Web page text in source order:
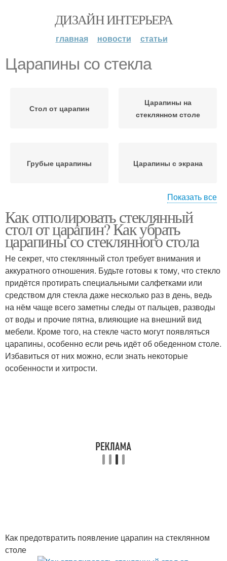
ДИЗАЙН ИНТЕРЬЕРА
главная новости статьи
Царапины со стекла
Стол от царапин
Царапины на
стеклянном столе
Грубые царапины Царапины с экрана
Мягкое стекло Стекло на защиту
Царапины на стекле
Показать все
Как отполировать стеклянный
стол от царапин? Как убрать
царапины со стеклянного стола
Не секрет, что стеклянный стол требует внимания и
аккуратного отношения. Будьте готовы к тому, что стекло
придётся протирать специальными салфетками или
средством для стекла даже несколько раз в день, ведь
на нём чаще всего заметны следы от пальцев, разводы
от воды и прочие пятна, влияющие на внешний вид
мебели. Кроме того, на стекле часто могут появляться
царапины, особенно если речь идёт об обеденном столе.
Избавиться от них можно, если знать некоторые
особенности и хитрости.
Как предотвратить появление царапин на стеклянном
столе